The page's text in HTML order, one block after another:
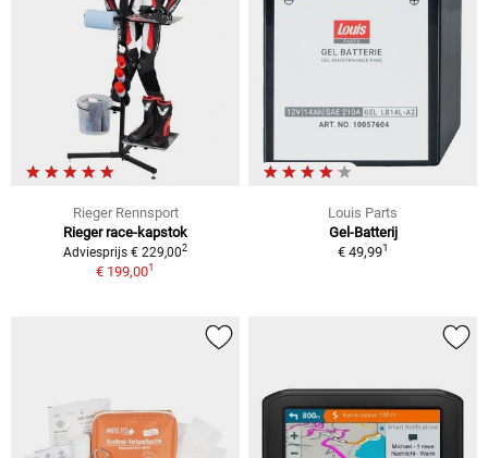
Rieger Rennsport
Rieger race-kapstok
Adviesprijs € 229,002
€ 199,001
Louis Parts
Gel-Batterij
€ 49,991